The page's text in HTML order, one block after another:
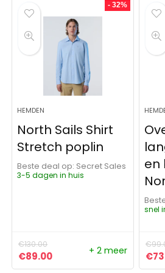
- 32%
HEMDEN
North Sails Shirt
Stretch poplin
Beste deal op:
Secret Sales
3-5 dagen in huis
€130.00
Oorspronkelijke prijs was:
€89.00Huidige prijs is: €89.00.
+ 2 meer
en
snel
€
€